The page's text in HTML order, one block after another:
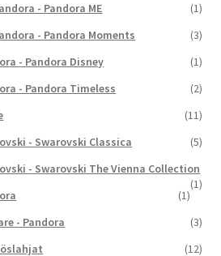
- Pandora ME
(1)
- Pandora Moments
(3)
- Pandora Disney
(1)
- Pandora Timeless
(2)
(11)
- Swarovski Classica
(5)
- Swarovski The Vienna Collection
(1)
(1)
- Pandora
(3)
(12)